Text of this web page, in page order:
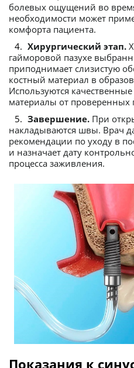
болевых ощущений во
необходимости может
комфорта пациента.
Хирургический этап.
гайморовой пазухе
приподнимает слизистую
костный материал в
Используются
материалы от проверенных
Завершение. При
накладываются швы. Врач
рекомендации по уходу в
и назначает дату
процесса заживления.
Показания к